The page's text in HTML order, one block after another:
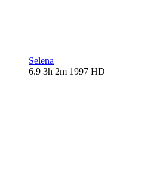
Selena
6.9 3h 2m 1997 HD